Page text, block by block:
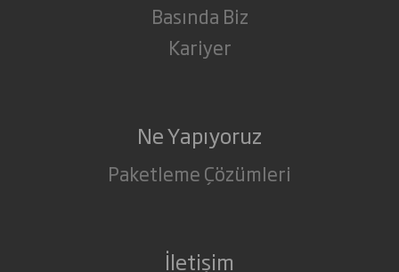
Basında Biz
Kariyer
Ne Yapıyoruz
Paketleme Çözümleri
İletişim